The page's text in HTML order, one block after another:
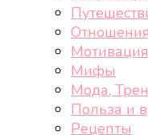
Отношения
Мотивация
Мифы
Мода,
Польза и
Рецепты